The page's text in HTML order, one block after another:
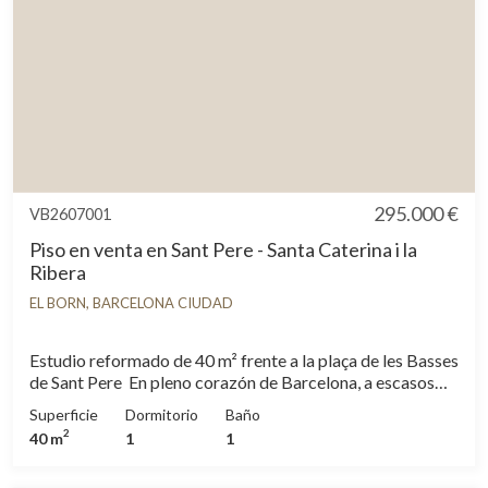
VB2607001
295.000 €
Piso en venta en Sant Pere - Santa Caterina i la
Ribera
EL BORN, BARCELONA CIUDAD
Estudio reformado de 40 m² frente a la plaça de les Basses
de Sant Pere En pleno corazón de Barcelona, a escasos
Port Vell y la Barceloneta, se encuentra este singular
estudio de 40 m² completamente renovado y sin estrenar,
Superficie
40 m2
Dormitorio
1
Baño
1